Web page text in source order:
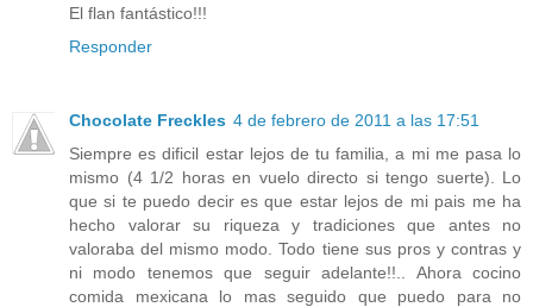
El flan fantástico!!!
Responder
Chocolate Freckles 4 de febrero de 2011 a las 17:51
Siempre es dificil estar lejos de tu familia, a mi me pasa lo
mismo (4 1/2 horas en vuelo directo si tengo suerte). Lo
que si te puedo decir es que estar lejos de mi pais me ha
hecho valorar su riqueza y tradiciones que antes no
valoraba del mismo modo. Todo tiene sus pros y contras y
ni modo tenemos que seguir adelante!!.. Ahora cocino
comida mexicana lo mas seguido que puedo para no